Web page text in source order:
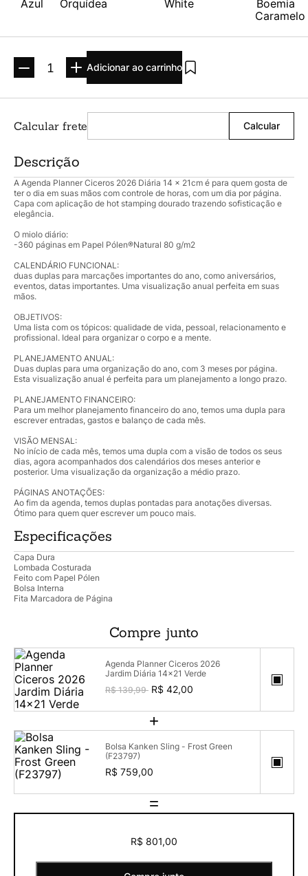
Adicionar ao carrinho
Descrição
A Agenda Planner Ciceros 2026 Diária 14 x 21cm é para quem gosta de
ter o dia em suas mãos com controle de horas, com um dia por página.
Capa com aplicação de hot stamping dourado trazendo sofisticação e
elegância.
O miolo diário:
-360 páginas em Papel Pólen®Natural 80 g/m2
CALENDÁRIO FUNCIONAL:
duas duplas para marcações importantes do ano, como aniversários,
eventos, datas importantes. Uma visualização anual perfeita em suas
mãos.
OBJETIVOS:
Uma lista com os tópicos: qualidade de vida, pessoal, relacionamento e
profissional. Ideal para organizar o corpo e a mente.
PLANEJAMENTO ANUAL:
Duas duplas para uma organização do ano, com 3 meses por página.
Esta visualização anual é perfeita para um planejamento a longo prazo.
PLANEJAMENTO FINANCEIRO:
Para um melhor planejamento financeiro do ano, temos uma dupla para
escrever entradas, gastos e balanço de cada mês.
VISÃO MENSAL:
No início de cada mês, temos uma dupla com a visão de todos os seus
dias, agora acompanhados dos calendários dos meses anterior e
posterior. Uma visualização da organização a médio prazo.
PÁGINAS ANOTAÇÕES:
Ao fim da agenda, temos duplas pontadas para anotações diversas.
Ótimo para quem quer escrever um pouco mais.
Especificações
Capa Dura
Lombada Costurada
Feito com Papel Pólen
Bolsa Interna
Fita Marcadora de Página
Compre junto
Agenda Planner Ciceros 2026
Jardim Diária 14x21 Verde
R$ 139,99 R$ 42,00
+
Bolsa Kanken Sling - Frost Green
(F23797)
R$ 759,00
=
R$ 801,00